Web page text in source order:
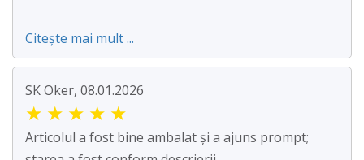
Citește mai mult ...
SK Oker, 08.01.2026
★ ★ ★ ★ ★
Articolul a fost bine ambalat și a ajuns prompt;